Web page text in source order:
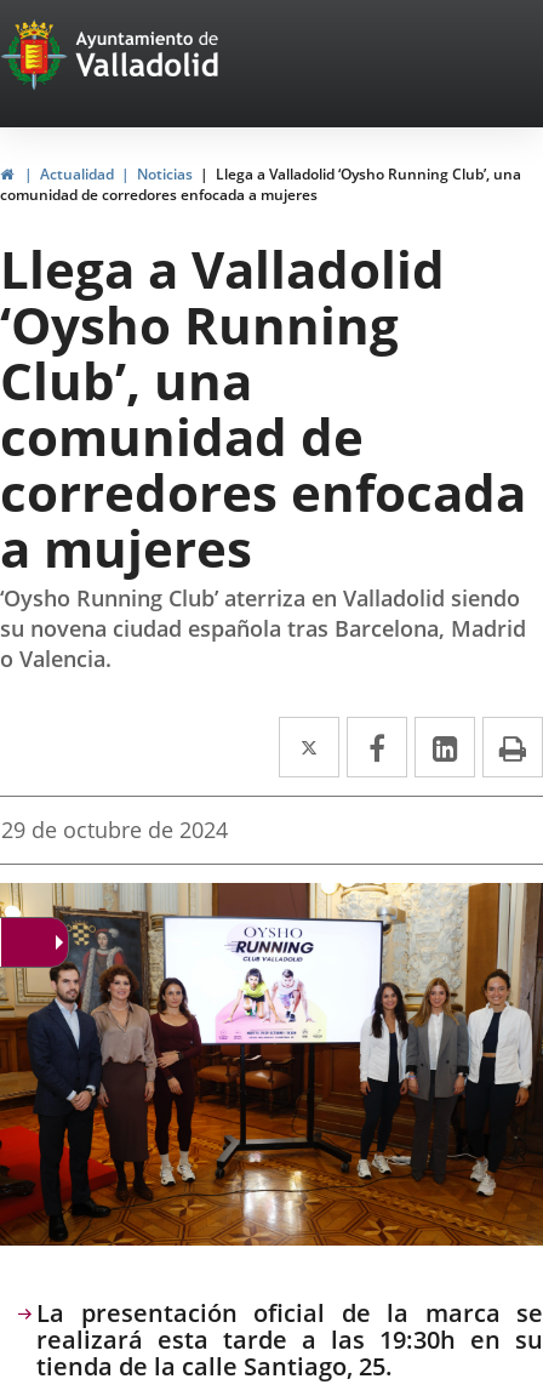
Portal
Web
del
Ayuntamiento
de
Valladolid
HomeActualidad Noticias
Llega a Valladolid ‘Oysho Running Club’, una
comunidad de corredores enfocada a mujeres
Llega a Valladolid
‘Oysho Running
Club’, una
comunidad de
corredores enfocada
a mujeres
‘Oysho Running Club’ aterriza en Valladolid siendo
su novena ciudad española tras Barcelona, Madrid
o Valencia.
Twitter
Enlace
a
aplicación
externa.
Facebook
Enlace
a
aplicación
externa.
Enlace
a
Fecha
la
noticia
29 de octubre de 2024
Descripción
La presentación oficial de la marca se
realizará esta tarde a las 19:30h en su
tienda de la calle Santiago, 25.